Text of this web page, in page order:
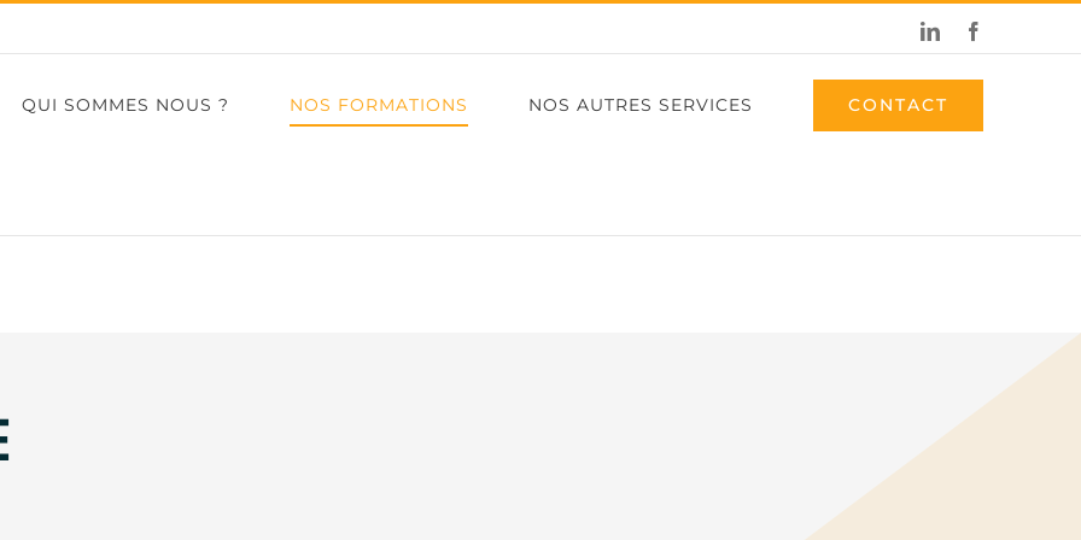
LinkedIn
QUI SOMMES NOUS ? NOS FORMATIONS NOS AUTRES SERVICES CONTACT